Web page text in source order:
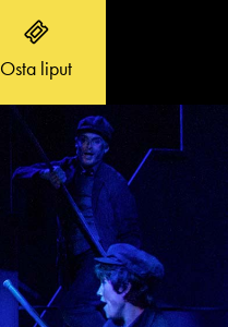
Osta liput